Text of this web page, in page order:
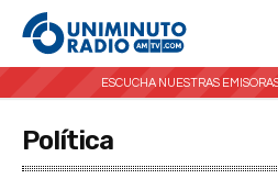
ESCUCHA NUESTRAS
Política